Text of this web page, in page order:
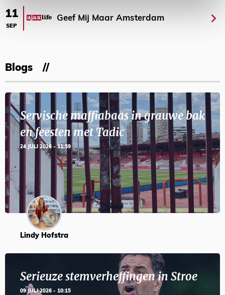
11
SEP
Geef Mij Maar Amsterdam
Blogs
Servische maffiabaas in grauwe bak
en feesten met Tadic
24 JULI 2026 - 11:59
Lindy Hofstra
Serieuze stemverheffingen in Stroe
09 JULI 2026 - 10:15